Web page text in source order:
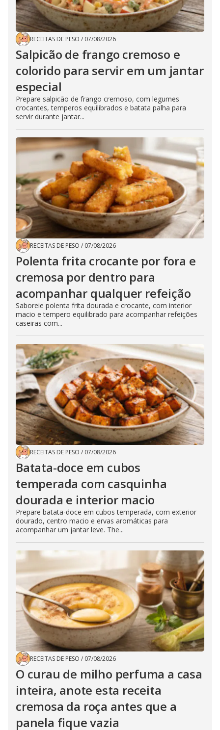
RECEITAS DE PESO / 07/08/2026
Salpicão de frango cremoso e
colorido para servir em um jantar
especial
Prepare salpicão de frango cremoso, com legumes
crocantes, temperos equilibrados e batata palha para
servir durante jantar...
RECEITAS DE PESO / 07/08/2026
Polenta frita crocante por fora e
cremosa por dentro para
acompanhar qualquer refeição
Saboreie polenta frita dourada e crocante, com interior
macio e tempero equilibrado para acompanhar refeições
caseiras com...
RECEITAS DE PESO / 07/08/2026
Batata-doce em cubos
temperada com casquinha
dourada e interior macio
Prepare batata-doce em cubos temperada, com exterior
dourado, centro macio e ervas aromáticas para
acompanhar um jantar leve. The...
RECEITAS DE PESO / 07/08/2026
O curau de milho perfuma a casa
inteira, anote esta receita
cremosa da roça antes que a
panela fique vazia